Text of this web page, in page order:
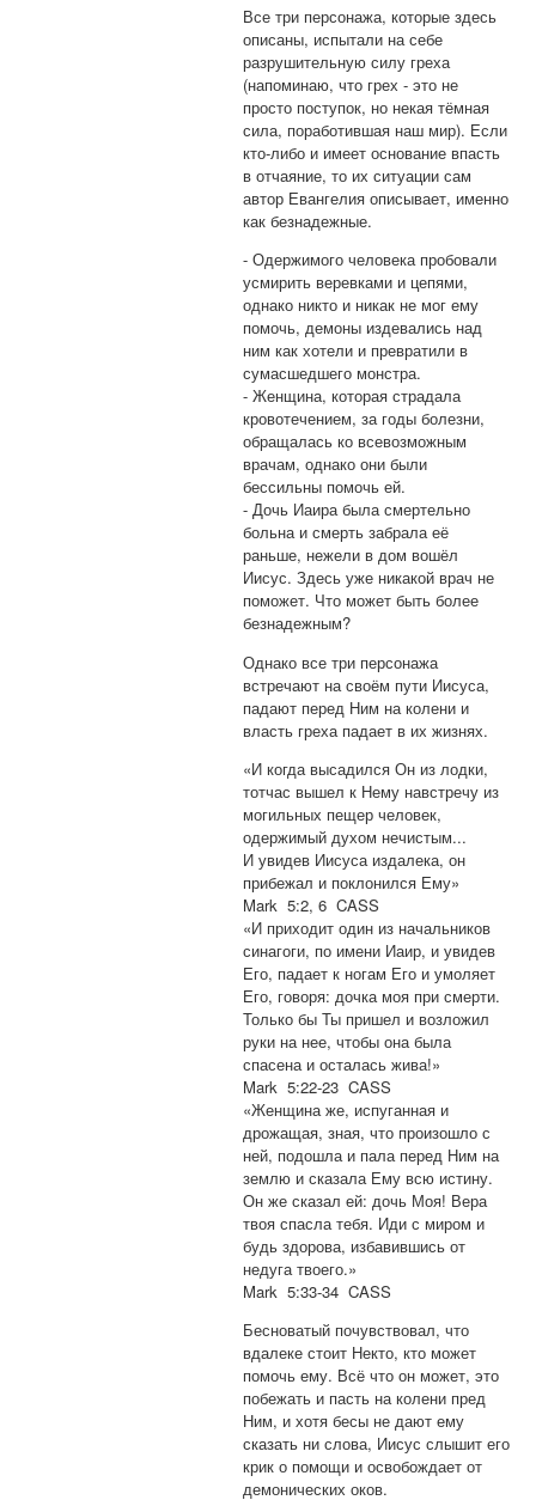
Все три персонажа, которые здесь
описаны, испытали на себе
разрушительную силу греха
(напоминаю, что грех - это не
просто поступок, но некая тёмная
сила, поработившая наш мир). Если
кто-либо и имеет основание впасть
в отчаяние, то их ситуации сам
автор Евангелия описывает, именно
как безнадежные.
⁃ Одержимого человека пробовали
усмирить веревками и цепями,
однако никто и никак не мог ему
помочь, демоны издевались над
ним как хотели и превратили в
сумасшедшего монстра.
⁃ Женщина, которая страдала
кровотечением, за годы болезни,
обращалась ко всевозможным
врачам, однако они были
бессильны помочь ей.
⁃ Дочь Иаира была смертельно
больна и смерть забрала её
раньше, нежели в дом вошёл
Иисус. Здесь уже никакой врач не
поможет. Что может быть более
безнадежным?
Однако все три персонажа
встречают на своём пути Иисуса,
падают перед Ним на колени и
власть греха падает в их жизнях.
«И когда высадился Он из лодки,
тотчас вышел к Нему навстречу из
могильных пещер человек,
одержимый духом нечистым...
И увидев Иисуса издалека, он
прибежал и поклонился Ему»
Mark 5:2, 6 CASS
«И приходит один из начальников
синагоги, по имени Иаир, и увидев
Его, падает к ногам Его и умоляет
Его, говоря: дочка моя при смерти.
Только бы Ты пришел и возложил
руки на нее, чтобы она была
спасена и осталась жива!»
Mark 5:22-23 CASS
«Женщина же, испуганная и
дрожащая, зная, что произошло с
ней, подошла и пала перед Ним на
землю и сказала Ему всю истину.
Он же сказал ей: дочь Моя! Вера
твоя спасла тебя. Иди с миром и
будь здорова, избавившись от
недуга твоего.»
Mark 5:33-34 CASS
Бесноватый почувствовал, что
вдалеке стоит Некто, кто может
помочь ему. Всё что он может, это
побежать и пасть на колени пред
Ним, и хотя бесы не дают ему
сказать ни слова, Иисус слышит его
крик о помощи и освобождает от
демонических оков.